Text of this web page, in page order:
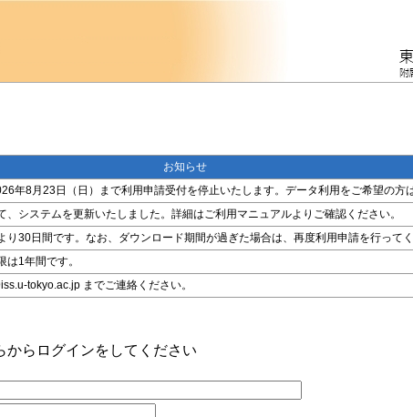
お知らせ
年8月23日（日）まで利用申請受付を停止いたします。データ利用をご希望の方
システムを更新いたしました。詳細はご利用マニュアルよりご確認ください。
30日間です。なお、ダウンロード期間が過ぎた場合は、再度利用申請を行ってく
1年間です。
tokyo.ac.jp までご連絡ください。
らログインをしてください